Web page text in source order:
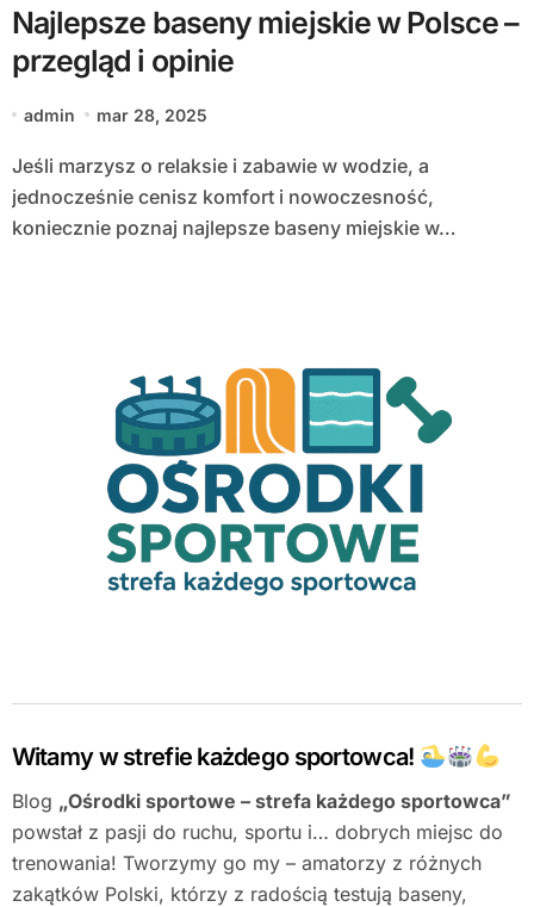
Najlepsze baseny miejskie w Polsce –
przegląd i opinie
admin mar 28, 2025
Jeśli marzysz o relaksie i zabawie w wodzie, a
jednocześnie cenisz komfort i nowoczesność,
koniecznie poznaj najlepsze baseny miejskie w…
Witamy w strefie każdego sportowca!
Blog „Ośrodki sportowe – strefa każdego sportowca”
powstał z pasji do ruchu, sportu i… dobrych miejsc do
trenowania! Tworzymy go my – amatorzy z różnych
zakątków Polski, którzy z radością testują baseny,